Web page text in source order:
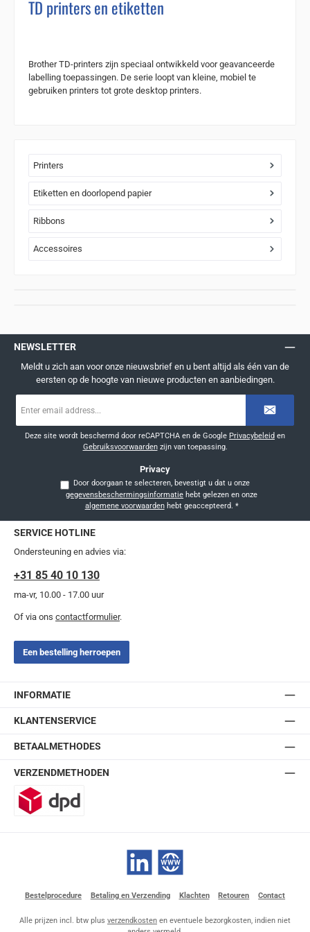
TD printers en etiketten
Brother TD-printers zijn speciaal ontwikkeld voor geavanceerde
labelling toepassingen. De serie loopt van kleine, mobiel te
gebruiken printers tot grote desktop printers.
Printers
Etiketten en doorlopend papier
Ribbons
Accessoires
NEWSLETTER
Meldt u zich aan voor onze nieuwsbrief en u bent altijd als één van de
eersten op de hoogte van nieuwe producten en aanbiedingen.
mailadres
Deze site wordt beschermd door reCAPTCHA en de Google Privacybeleid en
Gebruiksvoorwaardenzijn van toepassing.
Privacy
Door doorgaan te selecteren, bevestigt u dat u onze
gegevensbeschermingsinformatie
algemene voorwaardenhebt geaccepteerd. *
SERVICE HOTLINE
Ondersteuning en advies via:
+31 85 40 10 130
ma-vr, 10.00 - 17.00 uur
Of via ons contactformulier.
Een bestelling herroepen
INFORMATIE
KLANTENSERVICE
BETAALMETHODES
VERZENDMETHODEN
LinkedIn Website
Bestelprocedure Betaling en Verzending Klachten Retouren Contact
Alle prijzen incl. btw plus verzendkosten en eventuele bezorgkosten, indien niet